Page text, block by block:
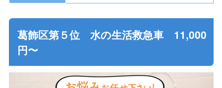
葛飾区第５位 水の生活救急車 11,000
円〜